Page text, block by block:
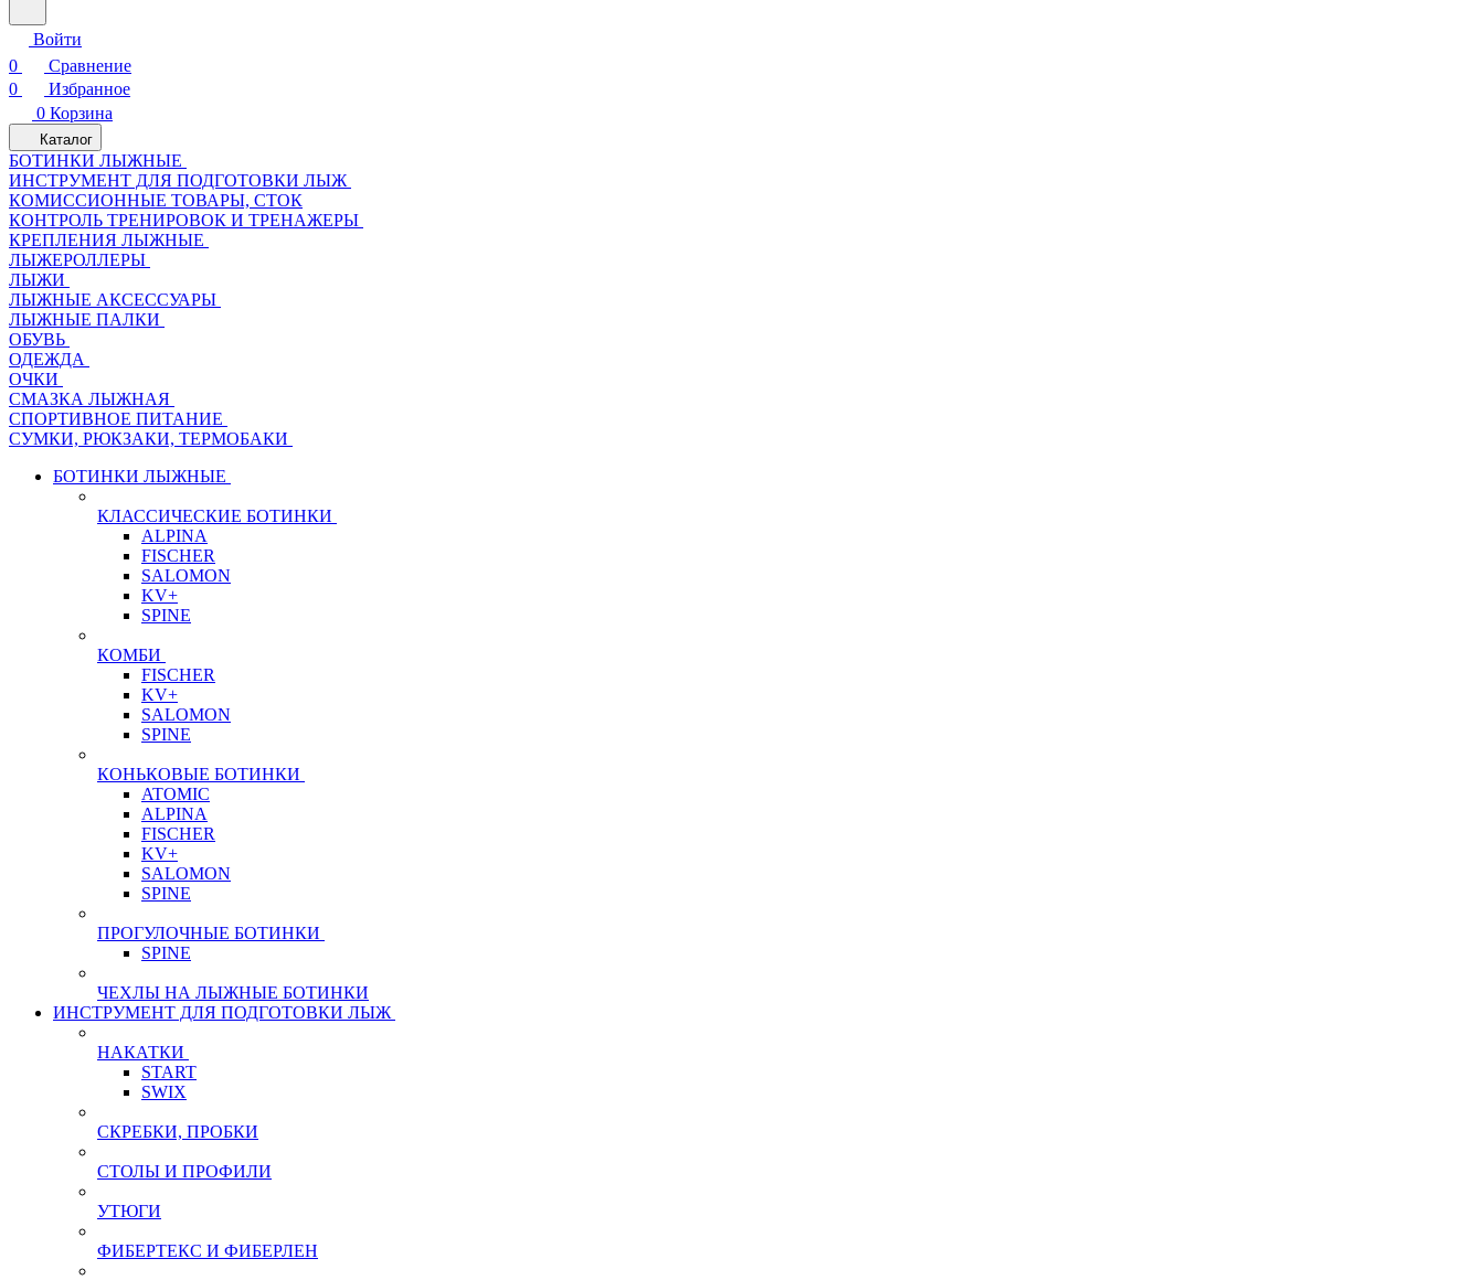
Войти
0
Сравнение
0
Избранное
0 Корзина
Каталог
БОТИНКИ ЛЫЖНЫЕ
ИНСТРУМЕНТ ДЛЯ ПОДГОТОВКИ ЛЫЖ
КОМИССИОННЫЕ ТОВАРЫ, СТОК
КОНТРОЛЬ ТРЕНИРОВОК И ТРЕНАЖЕРЫ
КРЕПЛЕНИЯ ЛЫЖНЫЕ
ЛЫЖЕРОЛЛЕРЫ
ЛЫЖИ
ЛЫЖНЫЕ АКСЕССУАРЫ
ЛЫЖНЫЕ ПАЛКИ
ОБУВЬ
ОДЕЖДА
ОЧКИ
СМАЗКА ЛЫЖНАЯ
СПОРТИВНОЕ ПИТАНИЕ
СУМКИ, РЮКЗАКИ, ТЕРМОБАКИ
БОТИНКИ ЛЫЖНЫЕ
КЛАССИЧЕСКИЕ БОТИНКИ
ALPINA
FISCHER
SALOMON
KV+
SPINE
КОМБИ
FISCHER
KV+
SALOMON
SPINE
КОНЬКОВЫЕ БОТИНКИ
ATOMIC
ALPINA
FISCHER
KV+
SALOMON
SPINE
ПРОГУЛОЧНЫЕ БОТИНКИ
SPINE
ЧЕХЛЫ НА ЛЫЖНЫЕ БОТИНКИ
ИНСТРУМЕНТ ДЛЯ ПОДГОТОВКИ ЛЫЖ
НАКАТКИ
START
SWIX
СКРЕБКИ, ПРОБКИ
СТОЛЫ И ПРОФИЛИ
УТЮГИ
ФИБЕРТЕКС И ФИБЕРЛЕН